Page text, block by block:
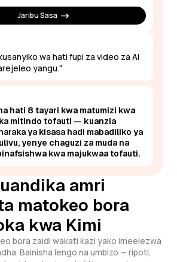
Jaribu Sasa
wa hati fupi za video za AI
yangu."
hati 8 tayari kwa matumizi kwa
mitindo tofauti — kuanzia
ya kisasa hadi mabadiliko ya
yenye chaguzi za muda na
kwa majukwaa tofauti.
amri
matokeo bora
kwa Kimi
bora zaidi wakati kazi yako imeelezwa
Bainisha lengo na umbizo — ripoti,